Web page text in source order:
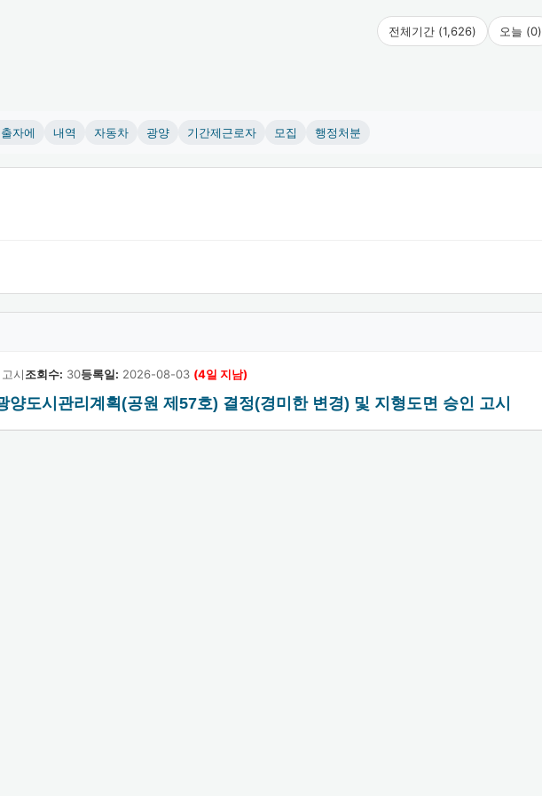
전체기간 (1,626) 오늘 (0)
자에 내역 자동차 광양 기간제근로자 모집 행정처분
고시조회수: 30등록일: 2026-08-03 (4일 지남)
도시관리계획(공원 제57호) 결정(경미한 변경) 및 지형도면 승인 고시